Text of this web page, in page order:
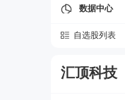
数据中心
自选股列表
汇顶科技